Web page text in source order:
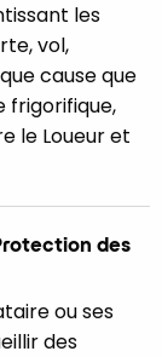
les
vol,
cause que
frigorifique,
le Loueur et
des
ou ses
des